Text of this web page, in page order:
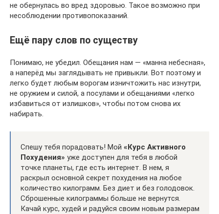
не обернулась во вред здоровью. Такое возможно при
несоблюдении противопоказаний.
Ещё пару слов по существу
Понимаю, не убедил. Обещания нам — «манна небесная»,
а наперёд мы заглядывать не привыкли. Вот поэтому и
легко будет любым ворогам изничтожить нас изнутри,
не оружием и силой, а посулами и обещаниями «легко
избавиться от излишков», чтобы потом снова их
набирать.
Спешу тебя порадовать! Мой «Курс Активного
Похудения» уже доступен для тебя в любой
точке планеты, где есть интернет. В нем, я
раскрыл основной секрет похудения на любое
количество килограмм. Без диет и без голодовок.
Сброшенные килограммы больше не вернутся.
Качай курс, худей и радуйся своим новым размерам